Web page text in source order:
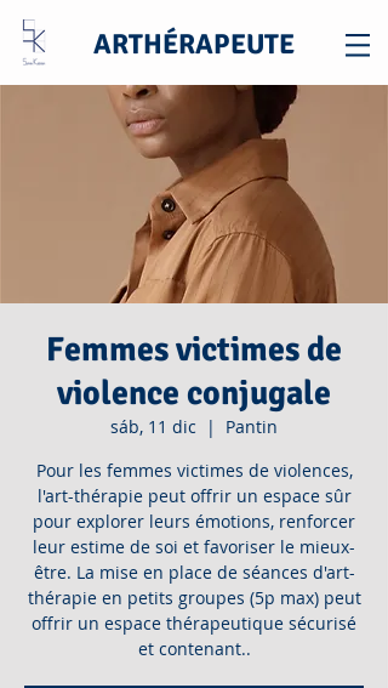
ARTHÉRAPEUTE
Femmes victimes de
violence conjugale
sáb, 11 dic
  |
Pantin
Pour les femmes victimes de violences,
l'art-thérapie peut offrir un espace sûr
pour explorer leurs émotions, renforcer
leur estime de soi et favoriser le mieux-
être. La mise en place de séances d'art-
thérapie en petits groupes (5p max) peut
offrir un espace thérapeutique sécurisé
et contenant..